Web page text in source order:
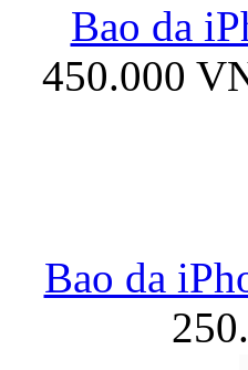
Bao da
450.000
Bao da